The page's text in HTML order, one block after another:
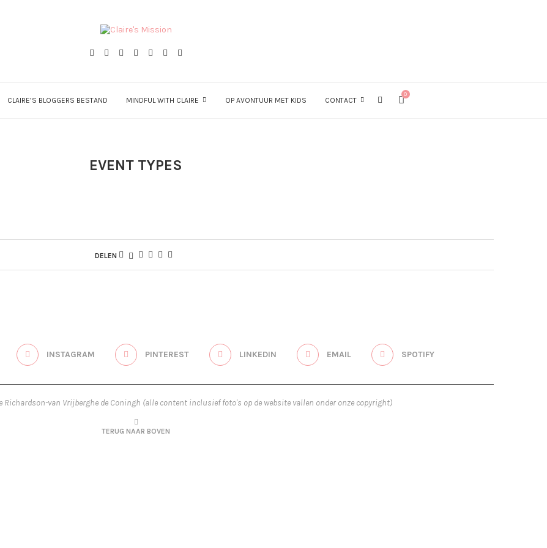
CLAIRE’S BLOGGERS BESTAND MINDFUL WITH CLAIRE OP AVONTUUR MET KIDS CONTACT
0
EVENT TYPES
DELEN
INSTAGRAM PINTEREST LINKEDIN EMAIL SPOTIFY
Richardson-van Vrijberghe de Coningh (alle content inclusief foto's op de website vallen onder onze copyright)
TERUG NAAR BOVEN